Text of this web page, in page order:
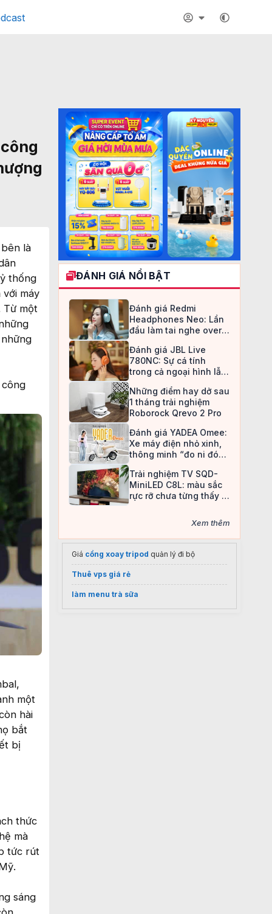
là
thống
máy
Từ một
một
hài
bắt
bị
thức
mà
tức rút
sáng
ĐÁNH GIÁ NỔI BẬT
Đánh giá Redmi
Headphones Neo: Lần
đầu làm tai nghe over-
an toàn
Đánh giá JBL Live
780NC: Sự cá tính
trong cả ngoại hình lẫn
Những điểm hay dở sau
1 tháng trải nghiệm
Roborock Qrevo 2 Pro
Đánh giá YADEA Omee:
Xe máy điện nhỏ xinh,
thông minh “đo ni đóng
Trải nghiệm TV SQD-
MiniLED C8L: màu sắc
rực rỡ chưa từng thấy ở
Xem thêm
Giá cổng xoay tripod quản lý đi bộ
Thuê vps giá rẻ
làm menu trà sữa